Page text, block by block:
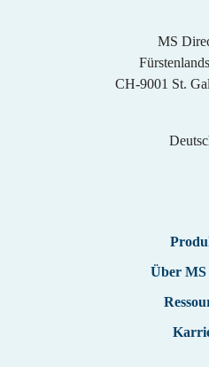
MS
CH-9001 St.
Über